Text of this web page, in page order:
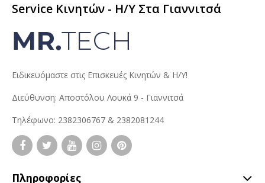
Service Κινητών - H/Y Στα Γιαννιτσά
Ειδικευόμαστε στις Επισκευές Κινητών & Η/Υ!
Διεύθυνση: Αποστόλου Λουκά 9 - Γιαννιτσά
Τηλέφωνο: 2382306767 & 2382081244
Πληροφορίες